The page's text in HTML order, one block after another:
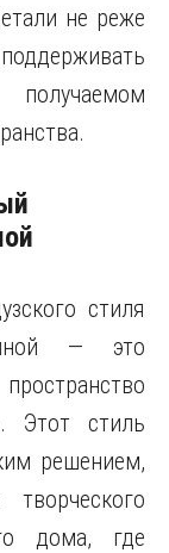
не реже
стиля
— это
Этот стиль
решением,
дома, где